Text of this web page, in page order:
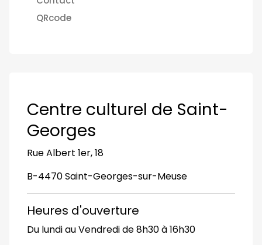
QRcode
Centre culturel de Saint-
Georges
Rue Albert 1er, 18
B-4470 Saint-Georges-sur-Meuse
Heures d'ouverture
Du lundi au Vendredi de 8h30 à 16h30